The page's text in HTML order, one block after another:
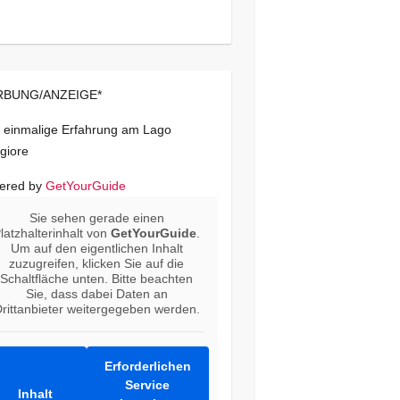
ANZEIGE*
einmalige Erfahrung am Lago
by GetYourGuide
Sie sehen gerade einen
vonGetYourGuide
Um auf den eigentlichen Inhalt
zuzugreifen, klicken Sie auf die
Schaltfläche unten. Bitte beachten
Sie, dass dabei Daten an
weitergegeben werden.
Inhalt
Erforderlichen
Service